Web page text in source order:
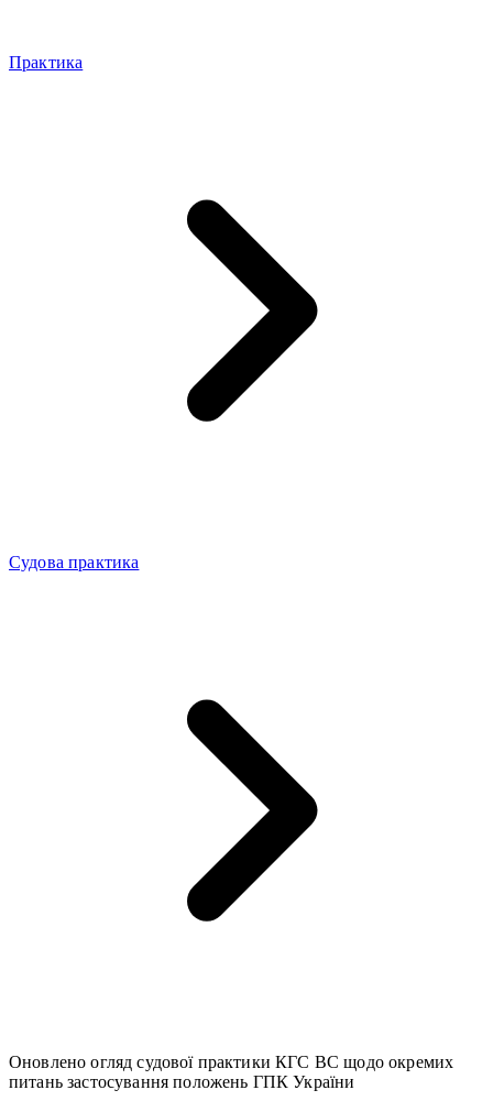
Практика
Судова практика
Оновлено огляд судової практики КГС ВС щодо окремих
питань застосування положень ГПК України